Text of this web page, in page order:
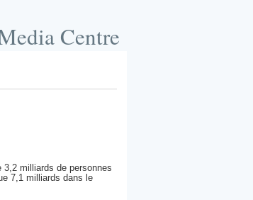
Centre
3,2 milliards de personnes
7,1 milliards dans le